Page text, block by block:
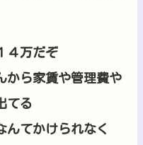
４万だぞ
から家賃や管理費や
てる
んてかけられなく